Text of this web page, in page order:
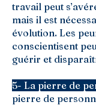
travail peut
mais il est
évolution. Les
conscientisent
guérir et
5- La pierre de
pierre de